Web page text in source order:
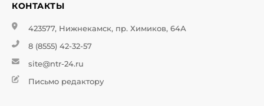
КОНТАКТЫ
423577, Нижнекамск, пр. Химиков, 64А
8 (8555) 42-32-57
site@ntr-24.ru
Письмо редактору